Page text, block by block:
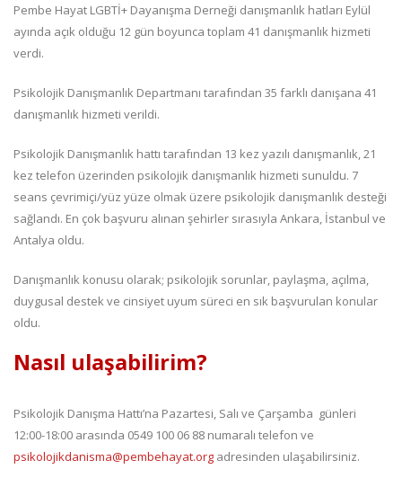
Pembe Hayat LGBTİ+ Dayanışma Derneği danışmanlık hatları Eylül
ayında açık olduğu 12 gün boyunca toplam 41 danışmanlık hizmeti
verdi.
Psikolojik Danışmanlık Departmanı tarafından 35 farklı danışana 41
danışmanlık hizmeti verildi.
Psikolojik Danışmanlık hattı tarafından 13 kez yazılı danışmanlık, 21
kez telefon üzerinden psikolojik danışmanlık hizmeti sunuldu. 7
seans çevrimiçi/yüz yüze olmak üzere psikolojik danışmanlık desteği
sağlandı. En çok başvuru alınan şehirler sırasıyla Ankara, İstanbul ve
Antalya oldu.
Danışmanlık konusu olarak; psikolojik sorunlar, paylaşma, açılma,
duygusal destek ve cinsiyet uyum süreci en sık başvurulan konular
oldu.
Nasıl ulaşabilirim?
Psikolojik Danışma Hattı’na Pazartesi, Salı ve Çarşamba günleri
12:00-18:00 arasında 0549 100 06 88 numaralı telefon ve
psikolojikdanisma@pembehayat.org adresinden ulaşabilirsiniz.